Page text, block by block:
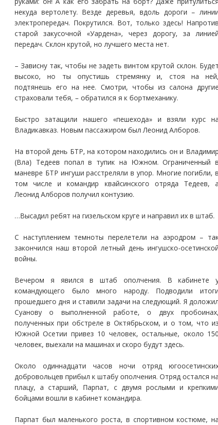
некуда вертолету. Везде деревья, вдоль дороги –
электропередач. Покрутился. Вот, только здесь!
старой закусочной «Уардена», через дорогу, за
передач. Склон крутой, но лучшего места нет.
– Зависну так, чтобы не задеть винтом крутой склон.
высоко, но ты опустишь стремянку и, стоя на
подтянешь его на нее. Смотри, чтобы из салона
страховали тебя, – обратился я к бортмеханику.
Быстро затащили нашего «пешехода» и взяли курс
Владикавказ. Новым пассажиром был Леонид Алборов.
На второй день БТР, на котором находились он и
(Вла) Тедеев попал в тупик на Южном. Ограниченный
маневре БТР ингуши расстреляли в упор. Многие погибли,
том числе и командир квайсинского отряда Тедеев,
Леонид Алборов получил контузию.
…Высадил ребят на гизельском круге и направил их в штаб.
С наступлением темноты перелетели на аэродром –
закончился наш второй летный день ингушско-
войны.
Вечером я явился в штаб ополчения. В кабинете
командующего было много народу. Подводили
прошедшего дня и ставили задачи на следующий. Я
Суанову о выполненной работе, о двух
полученных при обстреле в Октябрьском, и о том, что
Южной Осетии привез 10 человек, остальные, около
человек, выехали на машинах и скоро будут здесь.
Около одиннадцати часов ночи отряд
добровольцев прибыл к штабу ополчения. Отряд остался
плацу, а старший, Парпат, с двумя рослыми и
бойцами вошли в кабинет командира.
Парпат был маленького роста, в спортивном костюме,